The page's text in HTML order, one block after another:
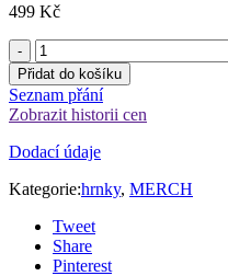
499 Kč
Přidat do košíku
Seznam přání
Zobrazit historii cen
Dodací údaje
Kategorie:hrnky, MERCH
Tweet
Share
Pinterest